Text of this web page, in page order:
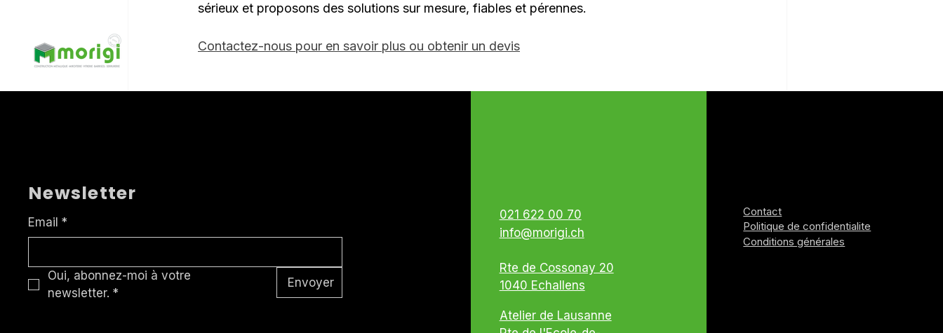
sérieux et proposons des solutions sur mesure, fiables et pérennes.
Contactez-nous pour en savoir plus ou obtenir un devis
Newsletter
Email *
Oui, abonnez-moi à votre
newsletter. *
Envoyer
021 622 00 70
info@morigi.ch
Rte de Cossonay 20
1040 Echallens
Atelier de Lausanne
Contact
Politique de confidentialite
Conditions générales